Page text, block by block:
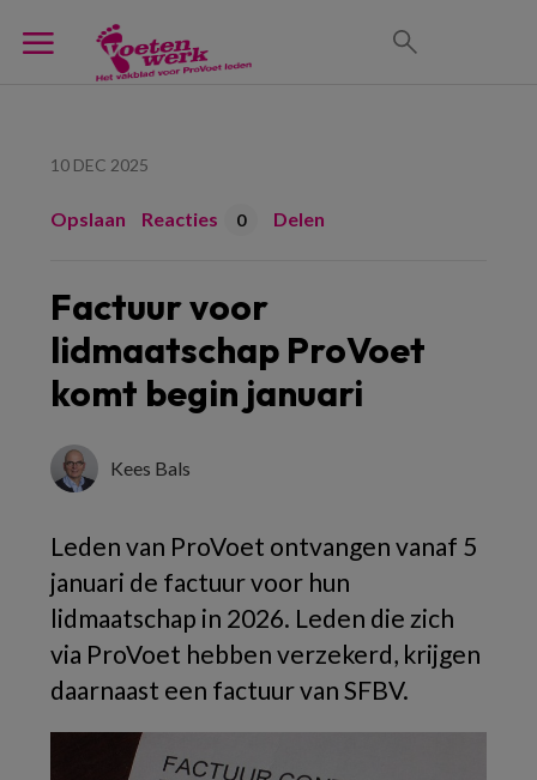
10 DEC 2025
Opslaan Reacties 0 Delen
Factuur voor
lidmaatschap ProVoet
komt begin januari
Kees Bals
Leden van ProVoet ontvangen vanaf 5
januari de factuur voor hun
lidmaatschap in 2026. Leden die zich
via ProVoet hebben verzekerd, krijgen
daarnaast een factuur van SFBV.